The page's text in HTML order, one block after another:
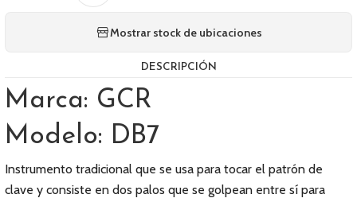
Mostrar stock de ubicaciones
DESCRIPCIÓN
Marca: GCR
Modelo: DB7
Instrumento tradicional que se usa para tocar el patrón de
clave y consiste en dos palos que se golpean entre sí para